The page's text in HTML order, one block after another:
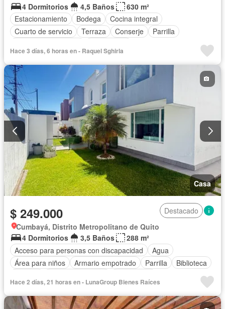
4 Dormitorios
4,5 Baños
630 m²
Estacionamiento
Bodega
Cocina integral
Cuarto de servicio
Terraza Conserje
Parrilla
Hace 3 días, 6 horas en - Raquel Sghirla
Casa
$ 249.000
Destacado
Cumbayá, Distrito Metropolitano de Quito
4 Dormitorios
3,5 Baños
288 m²
Acceso para personas con discapacidad
Agua
Área para niños
Armario empotrado Parrilla
Biblioteca
Estacionamiento
Garita de guardianía Jardín
Seguridad
Sin amoblar
Hace 2 días, 21 horas en - LunaGroup Bienes Raíces